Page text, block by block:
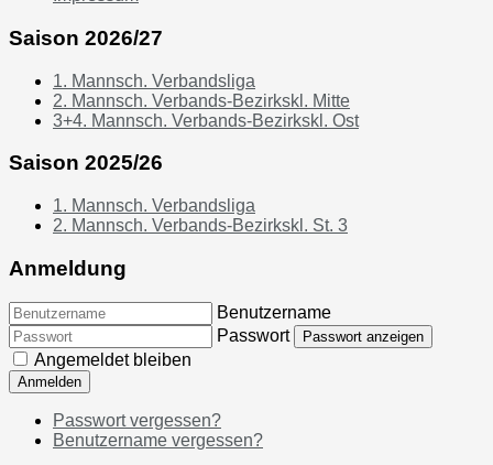
Saison 2026/27
1. Mannsch. Verbandsliga
2. Mannsch. Verbands-Bezirkskl. Mitte
3+4. Mannsch. Verbands-Bezirkskl. Ost
Saison 2025/26
1. Mannsch. Verbandsliga
2. Mannsch. Verbands-Bezirkskl. St. 3
Anmeldung
Benutzername
Passwort
Passwort anzeigen
Angemeldet bleiben
Anmelden
Passwort vergessen?
Benutzername vergessen?